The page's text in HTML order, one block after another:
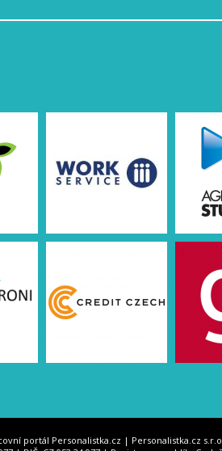
portál Personalistka.cz | Personalistka.cz